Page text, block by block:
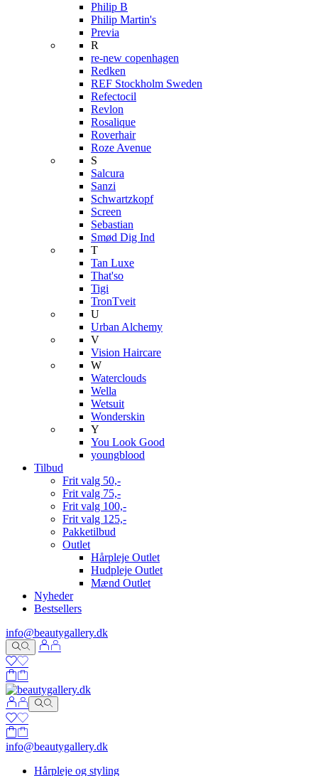
Philip B
Philip Martin's
Previa
R
re-new copenhagen
Redken
REF Stockholm Sweden
Refectocil
Revlon
Rosalique
Roverhair
Roze Avenue
S
Salcura
Sanzi
Schwartzkopf
Screen
Sebastian
Smød Dig Ind
T
Tan Luxe
That'so
Tigi
TronTveit
U
Urban Alchemy
V
Vision Haircare
W
Waterclouds
Wella
Wetsuit
Wonderskin
Y
You Look Good
youngblood
Tilbud
Frit valg 50,-
Frit valg 75,-
Frit valg 100,-
Frit valg 125,-
Pakketilbud
Outlet
Hårpleje Outlet
Hudpleje Outlet
Mænd Outlet
Nyheder
Bestsellers
info@beautygallery.dk
info@beautygallery.dk
Hårpleje og styling